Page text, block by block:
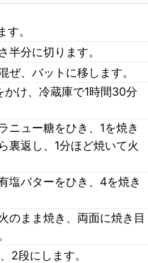
。
半分に切ります。
ぜ、バットに移します。
け、冷蔵庫で1時間30分
ニュー糖をひき、1を焼き
裏返し、1分ほど焼いて火
塩バターをひき、4を焼き
のまま焼き、両面に焼き目
2段にします。